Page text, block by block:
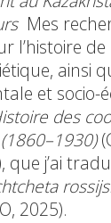
Mes
l’histoire de
ainsi
et socio-
des
que j’ai
2025).